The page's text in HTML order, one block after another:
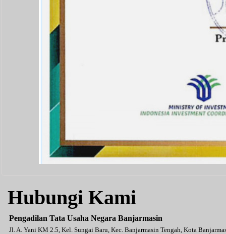
Hubungi Kami
Pengadilan Tata Usaha Negara Banjarmasin
Jl. A. Yani KM 2.5, Kel. Sungai Baru, Kec. Banjarmasin Tengah, Kota